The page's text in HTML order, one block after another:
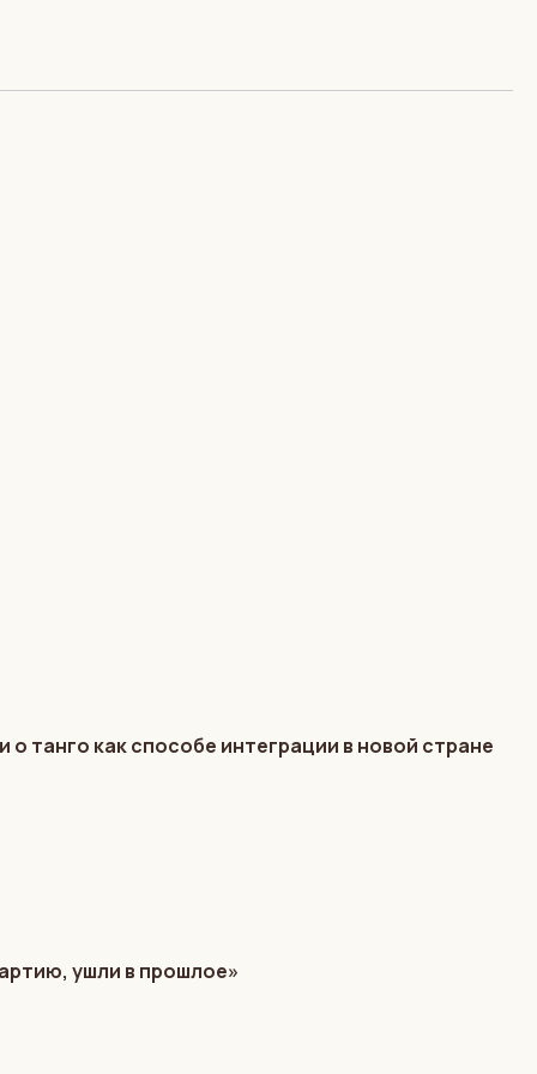
танго как способе интеграции в новой стране
ушли в прошлое»